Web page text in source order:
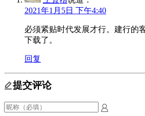
2021年1月5日 下午4:40
必须紧贴时代发展才行。建行的
下载了。
回复
提交评论